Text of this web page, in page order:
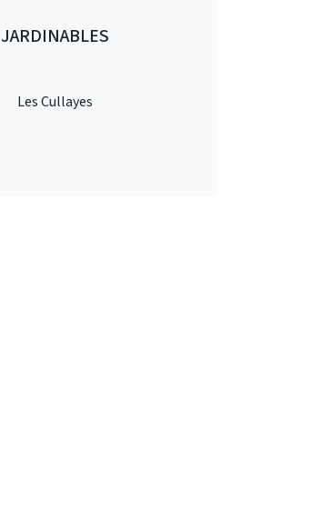
JARDINABLES
Les Cullayes